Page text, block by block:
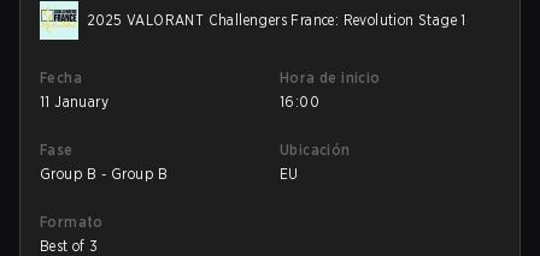
2025 VALORANT Challengers France: Revolution Stage 1
Fecha
11 January
Hora de inicio
16:00
Fase
Group B - Group B
Ubicación
EU
Formato
Best of 3